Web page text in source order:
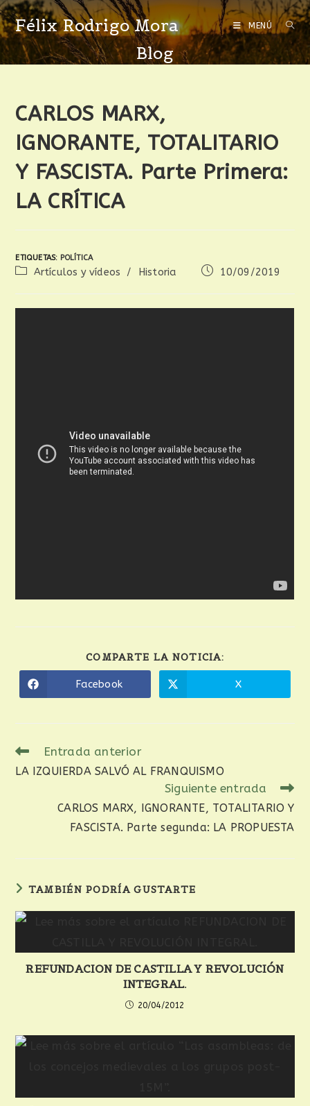
Félix Rodrigo Mora MENÚ
Blog
CARLOS MARX,
IGNORANTE, TOTALITARIO
Y FASCISTA. Parte Primera:
LA CRÍTICA
ETIQUETAS: POLÍTICA
Artículos y vídeos / Historia 10/09/2019
COMPARTE LA NOTICIA:
Facebook X
Entrada anterior
LA IZQUIERDA SALVÓ AL FRANQUISMO
Siguiente entrada
CARLOS MARX, IGNORANTE, TOTALITARIO Y
FASCISTA. Parte segunda: LA PROPUESTA
TAMBIÉN PODRÍA GUSTARTE
REFUNDACION DE CASTILLA Y REVOLUCIÓN
INTEGRAL.
20/04/2012